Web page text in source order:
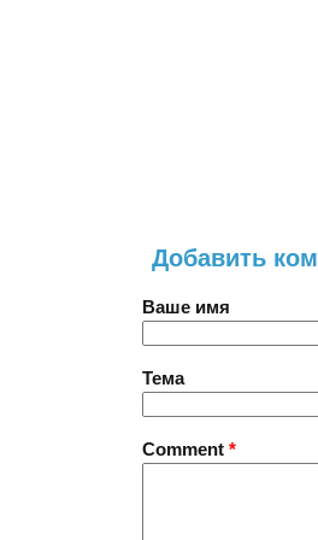
Добавить
Ваше имя
Тема
Comment *